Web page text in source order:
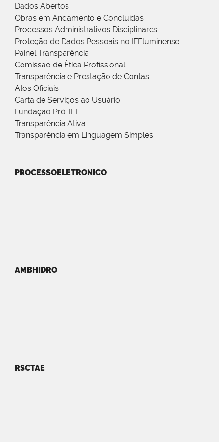
Dados Abertos
Obras em Andamento e Concluídas
Processos Administrativos Disciplinares
Proteção de Dados Pessoais no IFFluminense
Painel Transparência
Comissão de Ética Profissional
Transparência e Prestação de Contas
Atos Oficiais
Carta de Serviços ao Usuário
Fundação Pró-IFF
Transparência Ativa
Transparência em Linguagem Simples
PROCESSOELETRONICO
AMBHIDRO
RSCTAE